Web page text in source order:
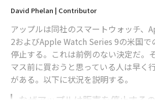
David Phelan | Contributor
アップルは同社のスマートウォッチ、
2およびApple Watch Series 9の米国で
停止する。これは前例のない決定だ。
マス前に買おうと思っている人は早く
がある。以下に状況を説明する。